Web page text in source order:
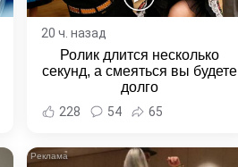
20 ч. назад
Ролик длится несколько
секунд, а смеяться вы будете
долго
228 54 65